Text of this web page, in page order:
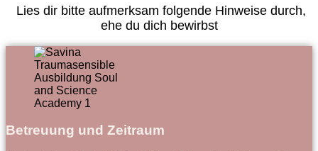
Lies dir bitte aufmerksam folgende Hinweise durch,
ehe du dich bewirbst
Betreuung und Zeitraum